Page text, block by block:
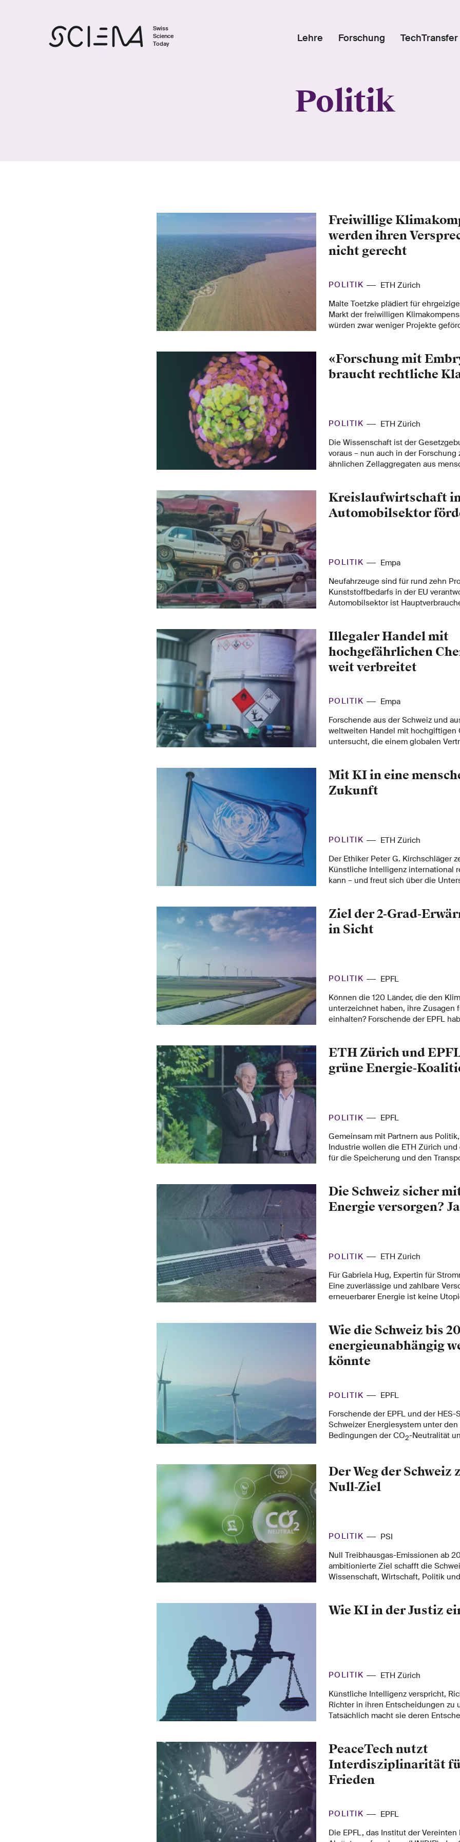
Swiss
Science
Today
Lehre Forschung TechTransfer
Politik
Freiwillige
werden ihren
nicht gerecht
POLITIK
ETH Zürich
Malte Toetzke plädiert für
Markt der freiwilligen
würden zwar weniger Projekte
«Forschung mit
braucht rechtliche
POLITIK
ETH Zürich
Die Wissenschaft ist der
voraus – nun auch in der Forschung
ähnlichen Zellaggregaten aus
bei diesem kontroversen Thema
Kreislaufwirtschaft
Automobilsektor
POLITIK
Empa
Neufahrzeuge sind für rund zehn
Kunststoffbedarfs in der EU
Automobilsektor ist
Europäische Kommission letzte
Überarbeitung der EU-
hat, soll die Kreislaufwirtschaft im
stärken. Empa-Forschende waren im
beteiligt.
Illegaler Handel mit
hochgefährlichen
weit verbreitet
POLITIK
Empa
Forschende aus der Schweiz und
weltweiten Handel mit hochgiftigen
untersucht, die einem globalen
illegal über Landesgrenzen. Dies
entschiedenen Massnahmen auf
internationaler Ebene.
Mit KI in eine
Zukunft
POLITIK
ETH Zürich
Der Ethiker Peter G. Kirchschläger
Künstliche Intelligenz international
kann – und freut sich über die
Ziel der 2-Grad-
in Sicht
POLITIK
EPFL
Können die 120 Länder, die den
unterzeichnet haben, ihre Zusagen
einhalten? Forschende der EPFL
Auswirkungen auf die globale
Ihre Ergebnisse geben Anlass zu
ETH Zürich und
grüne Energie-
POLITIK
EPFL
Gemeinsam mit Partnern aus
Industrie wollen die ETH Zürich und
für die Speicherung und den
Partner und Industrieunternehmen
Interesse an einer Zusammenarbeit
Die Schweiz sicher
Energie versorgen?
POLITIK
ETH Zürich
Für Gabriela Hug, Expertin für
Eine zuverlässige und zahlbare
erneuerbarer Energie ist keine
Wie die Schweiz bis
energieunabhängig
könnte
POLITIK
EPFL
Forschende der EPFL und der HES-
Schweizer Energiesystem unter
Bedingungen der CO2-Neutralität
erfüllt werden könnten, während
Energiesystems im Vergleich zu
gesenkt würden.
Der Weg der Schweiz
Null-Ziel
POLITIK
PSI
Null Treibhausgas-Emissionen ab
ambitionierte Ziel schafft die
Wissenschaft, Wirtschaft, Politik
sechs Institutionen des ETH-
Wie KI in der Justiz
POLITIK
ETH Zürich
Künstliche Intelligenz verspricht,
Richter in ihren Entscheidungen zu
Tatsächlich macht sie deren
PeaceTech nutzt
Interdisziplinarität
Frieden
POLITIK
EPFL
Die EPFL, das Institut der